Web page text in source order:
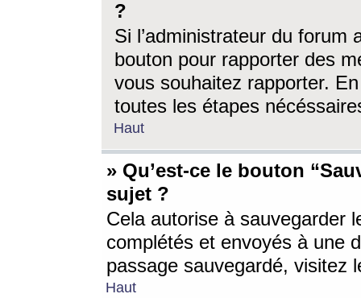
?
Si l’administrateur du forum
bouton pour rapporter des
vous souhaitez rapporter.
toutes les étapes
Haut
» Qu’est-ce le bouton
sujet ?
Cela autorise à sauvegarder
complétés et envoyés à une
passage sauvegardé, visitez
Haut